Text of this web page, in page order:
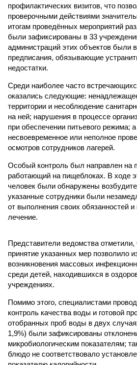
профилактических визитов, что
проверочными действиями
итогам проведённых мероприятий
были зафиксированы в 33
администраций этих объектов были
предписания, обязывающие
недостатки.
Среди наиболее часто
оказались следующие:
территории и несоблюдение
на ней; нарушения в процессе
при обеспечении питьевого режима;
несвоевременное или неполное
осмотров сотрудников лагерей.
Особый контроль был направлен на
работающий на пищеблоках. В ходе
человек были обнаружены
указанные сотрудники были
от выполнения своих обязанностей
лечение.
Представители ведомства отметили,
принятие указанных мер позволило
возникновения массовых
среди детей, находившихся в
учреждениях.
Помимо этого, специалистами
контроль качества воды и готовой
отобранных проб воды в двух
1,9%) были зафиксированы
микробиологическим показателям;
блюдо не соответствовало